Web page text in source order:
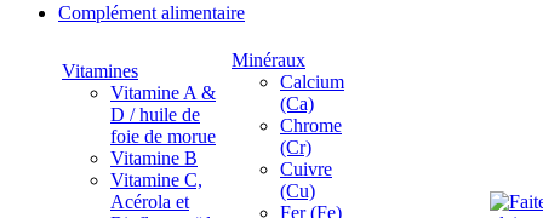
Complément alimentaire
Vitamines
Vitamine A &
D / huile de
foie de morue
Vitamine B
Vitamine C,
Acérola et
Minéraux
Calcium
(Ca)
Chrome
(Cr)
Cuivre
(Cu)
Fer (Fe)